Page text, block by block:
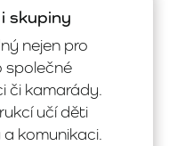
skupiny
nejen pro
společné
či kamarády.
učí děti
komunikaci.